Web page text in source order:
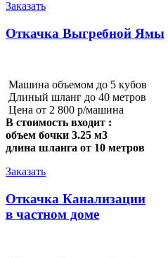
Заказать
Откачка Выгребной Ямы
Машина объемом до 5 кубов
Длиный шланг до 40 метров
Цена от 2 800 р/машина
В стоимость входит :
объем бочки 3.25 м3
длина шланга от 10 метров
Заказать
Откачка Канализации
в частном доме